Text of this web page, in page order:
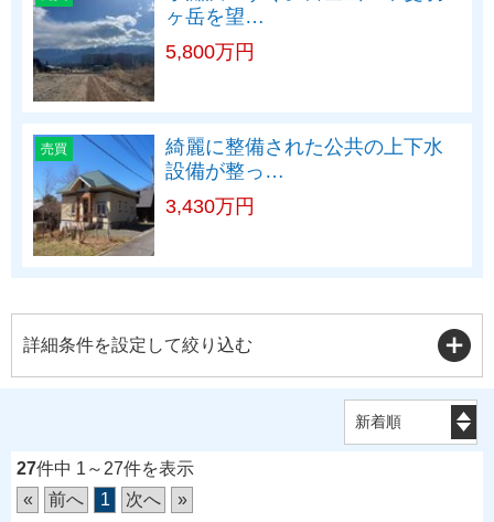
ヶ岳を望…
5,800万円
売買
綺麗に整備された公共の上下水
設備が整っ…
3,430万円
詳細条件を設定して絞り込む
27件中 1～27件を表示
«
前へ 1 次へ »